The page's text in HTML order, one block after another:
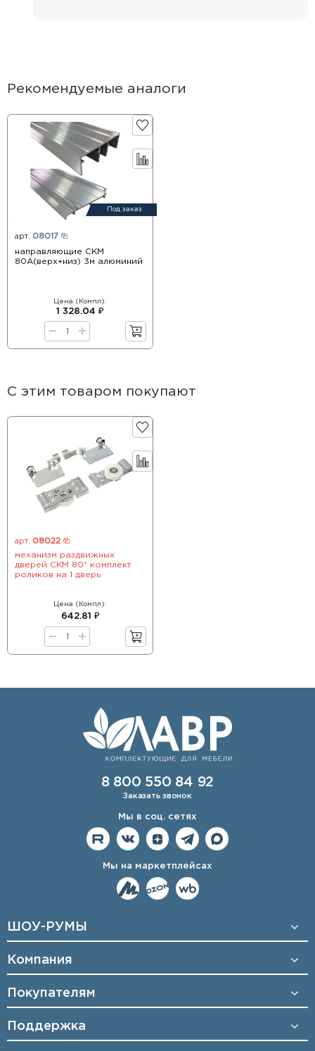
Рекомендуемые аналоги
Под заказ
арт. 08017
направляющие СКМ
80А(верх+низ) 3м алюминий
Цена (Компл):
1 328.04 ₽
С этим товаром покупают
арт. 08022
механизм раздвижных
дверей СКМ 80* комплект
роликов на 1 дверь
Цена (Компл):
642.81 ₽
8 800 550 84 92
Заказать звонок
Мы в соц. сетях
Мы на маркетплейсах
ШОУ-РУМЫ
Компания
Покупателям
Поддержка